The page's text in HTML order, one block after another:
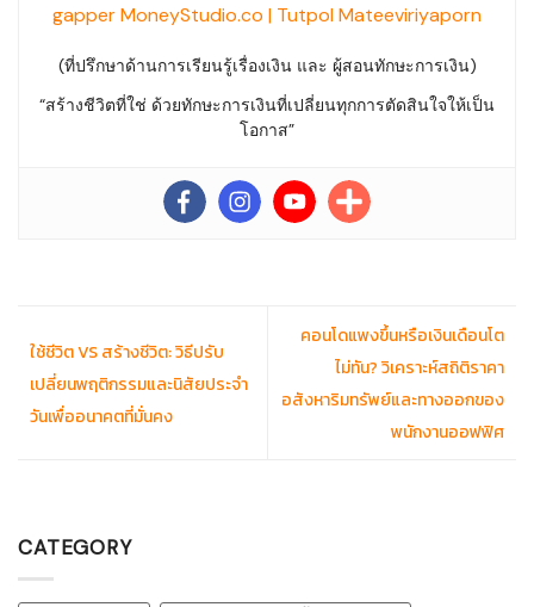
gapper MoneyStudio.co | Tutpol Mateeviriyaporn
(ที่ปรึกษาด้านการเรียนรู้เรื่องเงิน และ ผู้สอนทักษะการเงิน)
“สร้างชีวิตที่ใช่ ด้วยทักษะการเงินที่เปลี่ยนทุกการตัดสินใจให้เป็น
โอกาส”
ใช้ชีวิต VS สร้างชีวิต: วิธีปรับ
เปลี่ยนพฤติกรรมและนิสัยประจำ
วันเพื่ออนาคตที่มั่นคง
คอนโดแพงขึ้นหรือเงินเดือนโต
ไม่ทัน? วิเคราะห์สถิติราคา
อสังหาริมทรัพย์และทางออกของ
พนักงานออฟฟิศ
CATEGORY